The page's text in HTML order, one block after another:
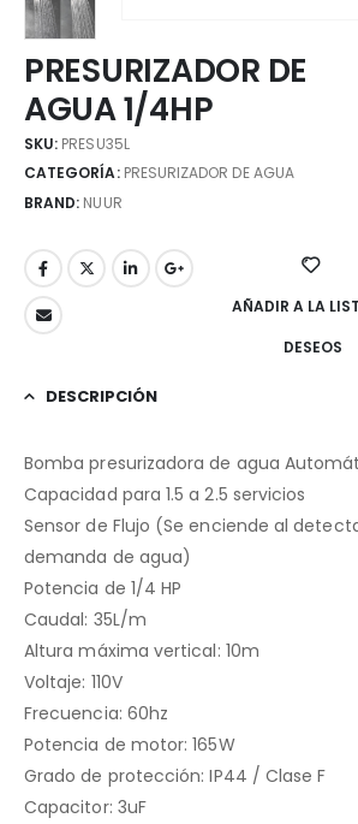
PRESURIZADOR DE
AGUA 1/4HP
SKU: PRESU35L
CATEGORÍA: PRESURIZADOR DE AGUA
BRAND: NUUR
AÑADIR A LA
DESEOS
DESCRIPCIÓN
Bomba presurizadora de agua
Capacidad para 1.5 a 2.5 servicios
Sensor de Flujo (Se enciende al
demanda de agua)
Potencia de 1/4 HP
Caudal: 35L/m
Altura máxima vertical: 10m
Voltaje: 110V
Frecuencia: 60hz
Potencia de motor: 165W
Grado de protección: IP44 / Clase F
Capacitor: 3uF